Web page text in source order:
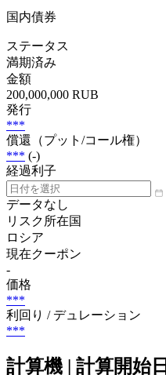
国内債券
ステータス
満期済み
金額
200,000,000 RUB
発行
***
償還（プット/コール権）
*** (-)
経過利子
データなし
リスク所在国
ロシア
現在クーポン
-
価格
***
利回り / デュレーション
***
計算機 | 計算開始日